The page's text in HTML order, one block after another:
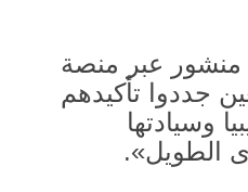
عبر منصة
جددوا تأكيدهم
وسيادتها
الطويل».